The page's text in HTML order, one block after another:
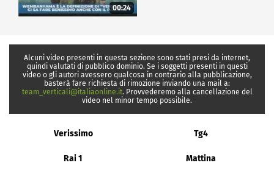
00:24
Alcuni video presenti in questa sezione sono stati presi da internet,
quindi valutati di pubblico dominio. Se i soggetti presenti in questi
video o gli autori avessero qualcosa in contrario alla pubblicazione,
basterà fare richiesta di rimozione inviando una mail a:
team_verticali@italiaonline.it. Provvederemo alla cancellazione del
video nel minor tempo possibile.
Verissimo Tg4
Rai 1 Mattina